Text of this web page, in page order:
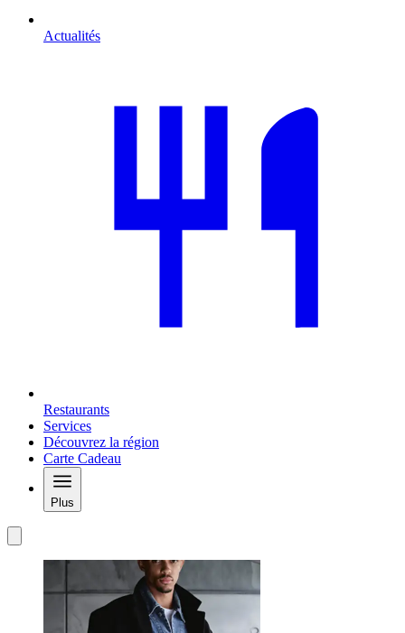
Actualités
Restaurants
Services
Découvrez la région
Carte Cadeau
Plus